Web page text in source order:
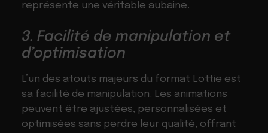
représente une véritable aubaine.
3. Facilité de manipulation et
d’optimisation
L’un des atouts majeurs du format Lottie est
sa facilité de manipulation. Les animations
peuvent être ajustées, personnalisées et
optimisées sans perdre leur qualité, offrant